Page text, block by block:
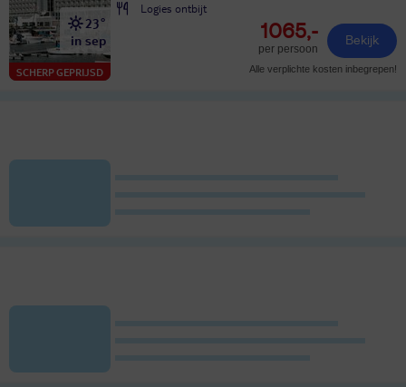
SCHERP GEPRIJSD
23°
in sep
Logies ontbijt
1065,-
per persoon
Bekijk
Alle verplichte kosten inbegrepen!